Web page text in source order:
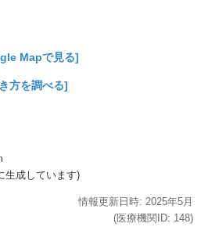
Mapで見る]
方を調べる]
生成しています)
情報更新日時: 2025年5月
(医療機関ID: 148)